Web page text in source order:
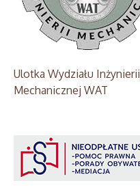
Ulotka Wydziału Inżynierii
Mechanicznej WAT